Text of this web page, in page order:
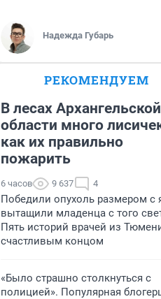
Надежда Губарь
РЕКОМЕНДУЕМ
В лесах Архангельской
области много
как их правильно
пожарить
6 часов 9 637 4
Победили опухоль размером с
вытащили младенца с того
Пять историй врачей из
счастливым концом
«Было страшно столкнуться с
полицией». Популярная